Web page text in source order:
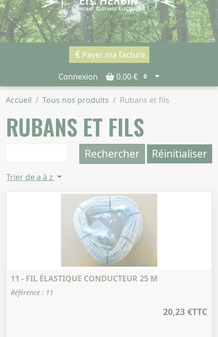
Payer ma facture
Connexion 0,00 € 0
Accueil Tous nos produits Rubans et fils
RUBANS ET FILS
Rechercher Réinitialiser
Trier de a à z
11 - FIL ÉLASTIQUE CONDUCTEUR 25 M
Référence : 11
20,23 €TTC